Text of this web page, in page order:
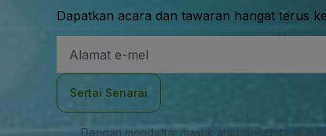
Dapatkan acara dan tawaran hangat terus
E-
Sertai Senarai
Dengan mendaftar masuk atau mencipta